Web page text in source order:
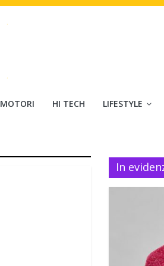
MOTORI HI TECH LIFESTYLE
In